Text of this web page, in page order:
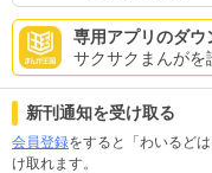
専用アプリのダウ
サクサクまんがを
新刊通知を受け取る
会員登録をすると「わいるど
け取れます。